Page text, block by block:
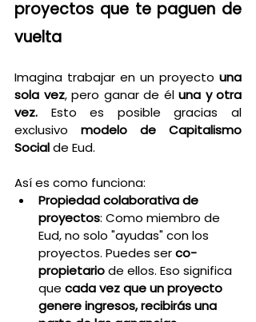
proyectos que te paguen de
vuelta
Imagina trabajar en un proyecto una
sola vez, pero ganar de él una y otra
vez. Esto es posible gracias al
exclusivo modelo de Capitalismo
Social de Eud.
Así es como funciona:
Propiedad colaborativa de
proyectos: Como miembro de
Eud, no solo "ayudas" con los
proyectos. Puedes ser co-
propietario de ellos. Eso significa
que cada vez que un proyecto
genere ingresos, recibirás una